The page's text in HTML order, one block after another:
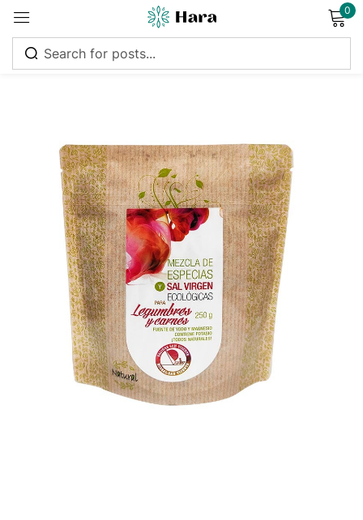
0
Remember me Lost password?
Log in
Create an account